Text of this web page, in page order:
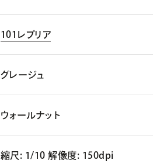
101レプリア
グレージュ
ウォールナット
縮尺: 1/10 解像度: 150dpi